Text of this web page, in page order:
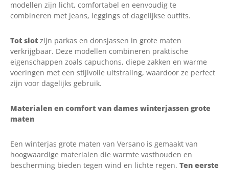
modellen zijn licht, comfortabel en eenvoudig te
combineren met jeans, leggings of dagelijkse outfits.
Tot slot zijn parkas en donsjassen in grote maten
verkrijgbaar. Deze modellen combineren praktische
eigenschappen zoals capuchons, diepe zakken en warme
voeringen met een stijlvolle uitstraling, waardoor ze perfect
zijn voor dagelijks gebruik.
Materialen en comfort van dames winterjassen grote
maten
Een winterjas grote maten van Versano is gemaakt van
hoogwaardige materialen die warmte vasthouden en
bescherming bieden tegen wind en lichte regen. Ten eerste